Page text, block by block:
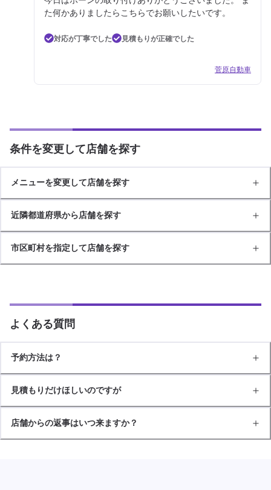
た何かありましたらこちらでお願いしたいです。
対応が丁寧でした 見積もりが正確でした
菅原自動車
条件を変更して店舗を探す
メニューを変更して店舗を探す
近隣都道府県から店舗を探す
市区町村を指定して店舗を探す
よくある質問
予約方法は？
見積もりだけほしいのですが
店舗からの返事はいつ来ますか？